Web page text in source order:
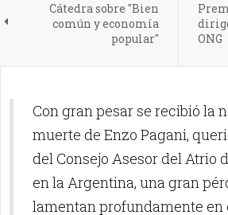
Cátedra sobre "Bien
común y economía
popular"
ONG
Con gran pesar se recibió la
muerte de Enzo Pagani,
del Consejo Asesor del Atrio
en la Argentina, una gran
lamentan profundamente en